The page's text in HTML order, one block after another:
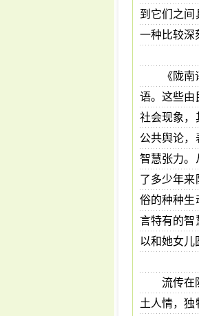
到它们之间
一种比较深
《陇
语。这些由
社会现象，
公共舆论，
智慧张力。
了多少年来
俗的种种生
言特有的智
以和她女儿
流传在
土人情，独